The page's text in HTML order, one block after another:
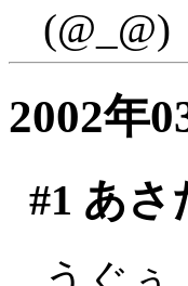
(@_@)
2002年
#1 あさ